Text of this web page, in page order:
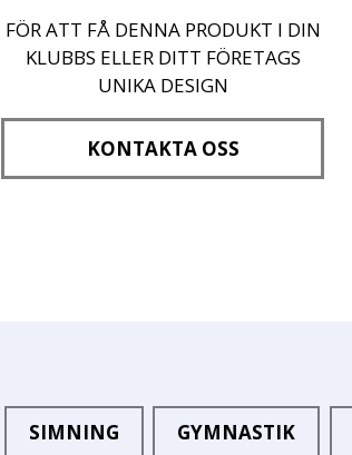
FÖR ATT FÅ DENNA PRODUKT I DIN
KLUBBS ELLER DITT FÖRETAGS
UNIKA DESIGN
KONTAKTA OSS
SIMNING GYMNASTIK